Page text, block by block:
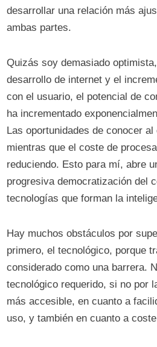
desarrollar una relación más
ambas partes.
Quizás soy demasiado
desarrollo de internet y el
con el usuario, el potencial de
ha incrementado
Las oportunidades de conocer
mientras que el coste de
reduciendo. Esto para mí, abre
progresiva democratización del
tecnologías que forman la
Hay muchos obstáculos por
primero, el tecnológico, porque
considerado como una barrera.
tecnológico requerido, si no por
más accesible, en cuanto a
uso, y también en cuanto a